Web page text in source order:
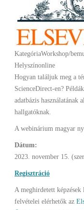
KategóriaWorkshop/
Helyszínonline
Hogyan találjuk meg a
ScienceDirect-en?
adatbázis
hallgatóknak.
A webinárium magyar
Dátum:
2023. november 15.
Regisztráció
A meghirdetett
felvételei elérhetők az